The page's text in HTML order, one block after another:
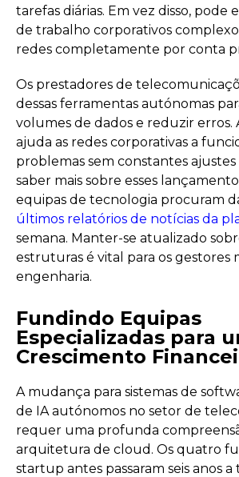
tarefas diárias. Em vez disso, pode
de trabalho corporativos
redes completamente por conta
Os prestadores de
dessas ferramentas autónomas
volumes de dados e reduzir erros.
ajuda as redes corporativas a
problemas sem constantes ajustes
saber mais sobre esses
equipas de tecnologia procuram
últimos relatórios de notícias da
semana. Manter-se atualizado
estruturas é vital para os gestores
engenharia.
Fundindo Equipas
Especializadas para
Crescimento
A mudança para sistemas de
de IA autónomos no setor de
requer uma profunda
arquitetura de cloud. Os quatro
startup antes passaram seis anos